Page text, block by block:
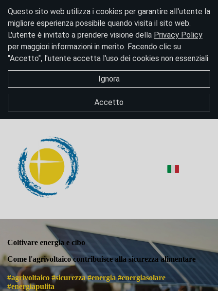
Questo sito web utilizza i cookies per garantire all'utente la
migliore esperienza possibile quando visita il sito web.
L'utente è invitato a prendere visione della Privacy Policy
per maggiori informazioni in merito. Facendo clic su
"Accetto", l'utente accetta l'uso dei cookies non essenziali
Ignora
Accetto
Coltivare energia e cibo
Come l'agrivoltaico contribuisce alla sicurezza alimentare
#agrivoltaico #sicurezza #energia #energiasolare
#energiapulita